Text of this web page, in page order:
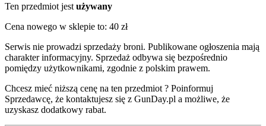
Ten przedmiot jest używany
Cena nowego w sklepie to: 40 zł
Serwis nie prowadzi sprzedaży broni. Publikowane ogłoszenia mają
charakter informacyjny. Sprzedaż odbywa się bezpośrednio
pomiędzy użytkownikami, zgodnie z polskim prawem.
Chcesz mieć niższą cenę na ten przedmiot ? Poinformuj
Sprzedawcę, że kontaktujesz się z GunDay.pl a możliwe, że
uzyskasz dodatkowy rabat.